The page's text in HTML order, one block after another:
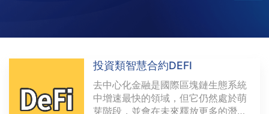
投資類智慧合約DEFI
去中心化金融是國際區塊鏈生態系統
中增速最快的領域，但它仍然處於萌
芽階段，並會在未來釋放更多的潛